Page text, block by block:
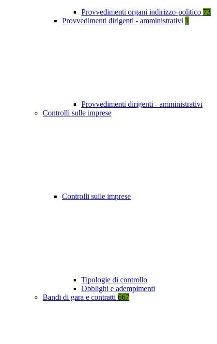
Provvedimenti organi indirizzo-politico 73
Provvedimenti dirigenti - amministrativi 1
Provvedimenti dirigenti - amministrativi
Controlli sulle imprese
Controlli sulle imprese
Tipologie di controllo
Obblighi e adempimenti
Bandi di gara e contratti 667